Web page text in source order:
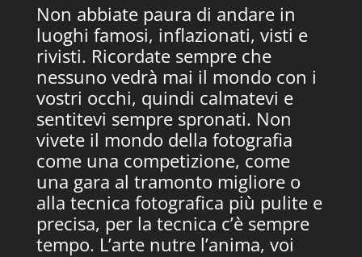
Non abbiate paura di andare in
luoghi famosi, inflazionati, visti e
rivisti. Ricordate sempre che
nessuno vedrà mai il mondo con i
vostri occhi, quindi calmatevi e
sentitevi sempre spronati. Non
vivete il mondo della fotografia
come una competizione, come
una gara al tramonto migliore o
alla tecnica fotografica più pulite e
precisa, per la tecnica c’è sempre
tempo. L’arte nutre l’anima, voi